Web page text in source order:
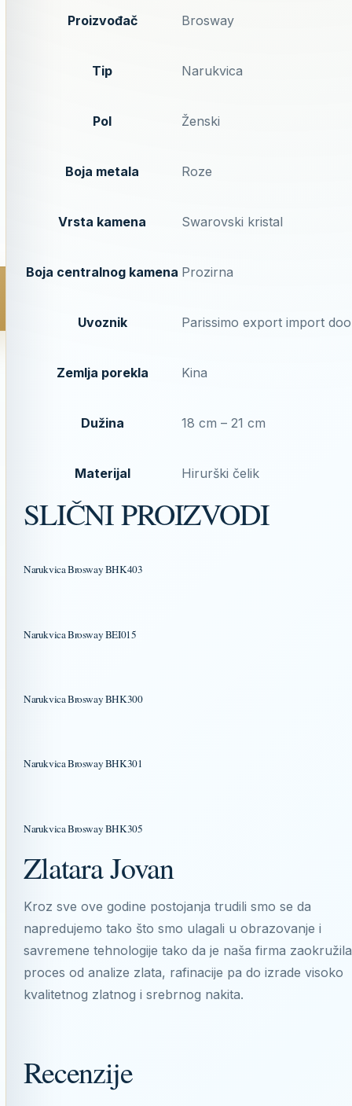
Proizvođač Brosway
Tip Narukvica
Pol Ženski
Boja metala Roze
Vrsta kamena Swarovski kristal
Boja centralnog kamena Prozirna
Uvoznik Parissimo export import doo
Zemlja porekla Kina
Dužina 18 cm – 21 cm
Materijal Hirurški čelik
SLIČNI PROIZVODI
Narukvica Brosway BHK403
Narukvica Brosway BEI015
Narukvica Brosway BHK300
Narukvica Brosway BHK301
Narukvica Brosway BHK305
Zlatara Jovan
Kroz sve ove godine postojanja trudili smo se da
napredujemo tako što smo ulagali u obrazovanje i
savremene tehnologije tako da je naša firma zaokružila
proces od analize zlata, rafinacije pa do izrade visoko
kvalitetnog zlatnog i srebrnog nakita.
Recenzije